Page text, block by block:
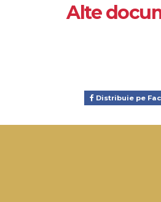
Alte
Distribuie pe